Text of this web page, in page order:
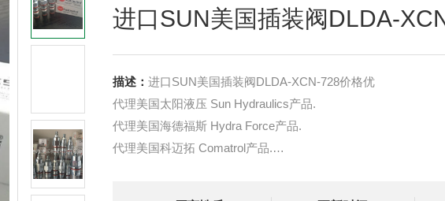
进口SUN美国插装阀DLDA-
描述： 进口SUN美国插装阀DLDA-XCN-728价格优
代理美国太阳液压 Sun Hydraulics产品.
代理美国海德福斯 Hydra Force产品.
代理美国科迈拓 Comatrol产品.